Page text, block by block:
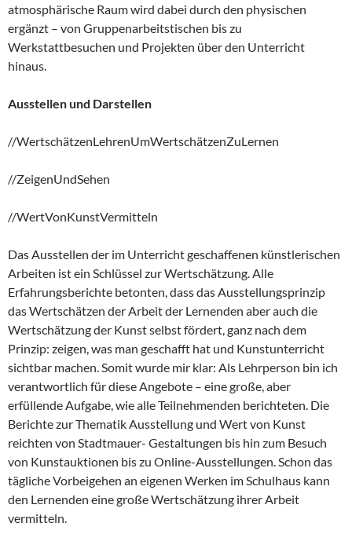
atmosphärische Raum wird dabei durch den physischen
ergänzt – von Gruppenarbeitstischen bis zu
Werkstattbesuchen und Projekten über den Unterricht
hinaus.
Ausstellen und Darstellen
//WertschätzenLehrenUmWertschätzenZuLernen
//ZeigenUndSehen
//WertVonKunstVermitteln
Das Ausstellen der im Unterricht geschaffenen künstlerischen
Arbeiten ist ein Schlüssel zur Wertschätzung. Alle
Erfahrungsberichte betonten, dass das Ausstellungsprinzip
das Wertschätzen der Arbeit der Lernenden aber auch die
Wertschätzung der Kunst selbst fördert, ganz nach dem
Prinzip: zeigen, was man geschafft hat und Kunstunterricht
sichtbar machen. Somit wurde mir klar: Als Lehrperson bin ich
verantwortlich für diese Angebote – eine große, aber
erfüllende Aufgabe, wie alle Teilnehmenden berichteten. Die
Berichte zur Thematik Ausstellung und Wert von Kunst
reichten von Stadtmauer- Gestaltungen bis hin zum Besuch
von Kunstauktionen bis zu Online-Ausstellungen. Schon das
tägliche Vorbeigehen an eigenen Werken im Schulhaus kann
den Lernenden eine große Wertschätzung ihrer Arbeit
vermitteln.